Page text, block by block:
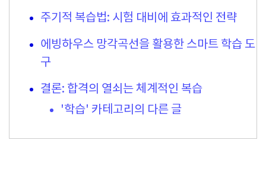
주기적 복습법: 시험 대비에 효과적인 전략
에빙하우스 망각곡선을 활용한 스마트 학습 도
구
결론: 합격의 열쇠는 체계적인 복습
'학습' 카테고리의 다른 글